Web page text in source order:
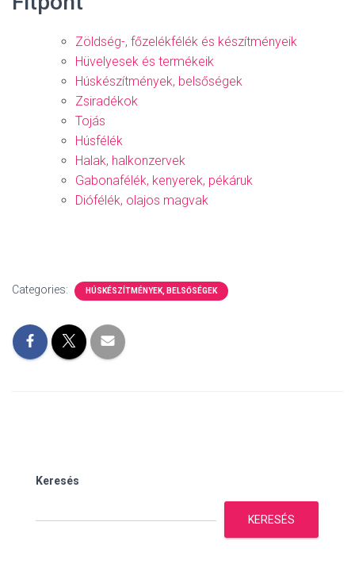
Zöldség-, főzelékfélék és készítményeik
Hüvelyesek és termékeik
Húskészítmények, belsőségek
Zsiradékok
Tojás
Húsfélék
Halak, halkonzervek
Gabonafélék, kenyerek, pékáruk
Diófélék, olajos magvak
Categories: HÚSKÉSZÍTMÉNYEK, BELSŐSÉGEK
Keresés
KERESÉS